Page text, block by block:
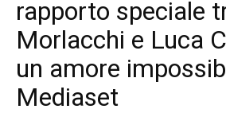
rapporto speciale
Morlacchi e Luca
un amore
Mediaset